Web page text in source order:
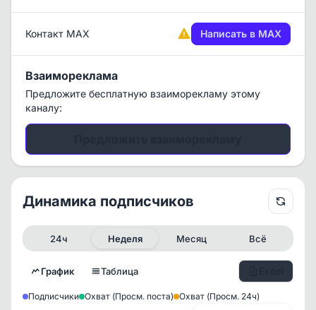
Контакт MAX Написать в MAX
Взаимореклама
Предложите бесплатную взаиморекламу этому
каналу:
Динамика подписчиков
24ч Неделя Месяц Всё
График Таблица
Подписчики Охват (Просм. поста) Охват (Просм. 24ч)